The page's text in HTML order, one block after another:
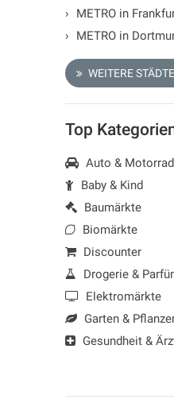
›
METRO in
›
METRO in
WEITERE STÄDTE
Top
Auto & Motorrad
Baby & Kind
Baumärkte
Biomärkte
Discounter
Drogerie &
Elektromärkte
Garten &
Gesundheit &